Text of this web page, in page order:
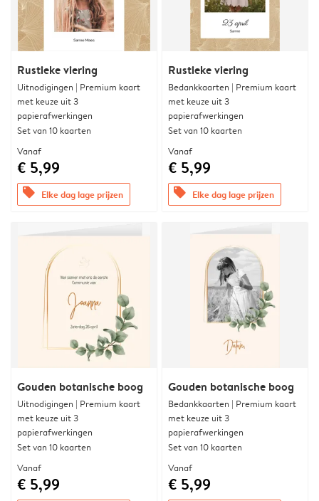
Rustieke viering
Uitnodigingen | Premium kaart
met keuze uit 3
papierafwerkingen
Set van 10 kaarten
Vanaf
€ 5,99
offers Elke dag lage prijzen
Rustieke viering
Bedankkaarten | Premium kaart
met keuze uit 3
papierafwerkingen
Set van 10 kaarten
Vanaf
€ 5,99
offers Elke dag lage prijzen
Gouden botanische boog
Uitnodigingen | Premium kaart
met keuze uit 3
papierafwerkingen
Set van 10 kaarten
Vanaf
€ 5,99
Gouden botanische boog
Bedankkaarten | Premium kaart
met keuze uit 3
papierafwerkingen
Set van 10 kaarten
Vanaf
€ 5,99